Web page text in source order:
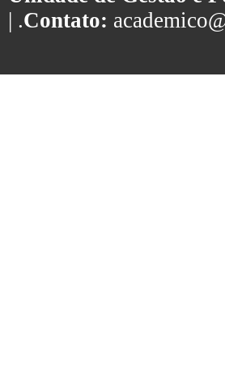
| .Contato: